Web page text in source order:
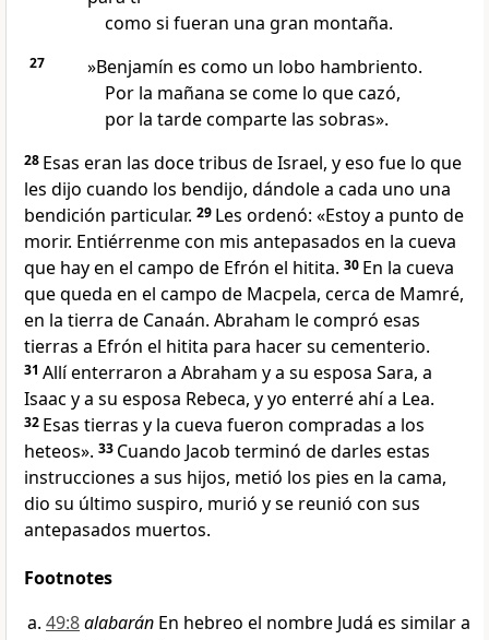
como si fueran una gran montaña.
27
»Benjamín es como un lobo hambriento.
Por la mañana se come lo que cazó,
por la tarde comparte las sobras».
28 Esas eran las doce tribus de Israel, y eso fue lo que
les dijo cuando los bendijo, dándole a cada uno una
bendición particular. 29 Les ordenó: «Estoy a punto de
morir. Entiérrenme con mis antepasados en la cueva
que hay en el campo de Efrón el hitita. 30 En la cueva
que queda en el campo de Macpela, cerca de Mamré,
en la tierra de Canaán. Abraham le compró esas
tierras a Efrón el hitita para hacer su cementerio.
31 Allí enterraron a Abraham y a su esposa Sara, a
Isaac y a su esposa Rebeca, y yo enterré ahí a Lea.
32 Esas tierras y la cueva fueron compradas a los
heteos». 33 Cuando Jacob terminó de darles estas
instrucciones a sus hijos, metió los pies en la cama,
dio su último suspiro, murió y se reunió con sus
antepasados muertos.
Footnotes
49:8alabarán En hebreo el nombre Judá es similar a